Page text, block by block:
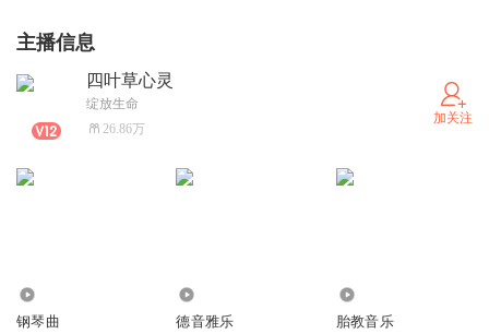
主播信息
四叶草心灵
绽放生命
26.86万
加关注
钢琴曲 德音雅乐 胎教音乐